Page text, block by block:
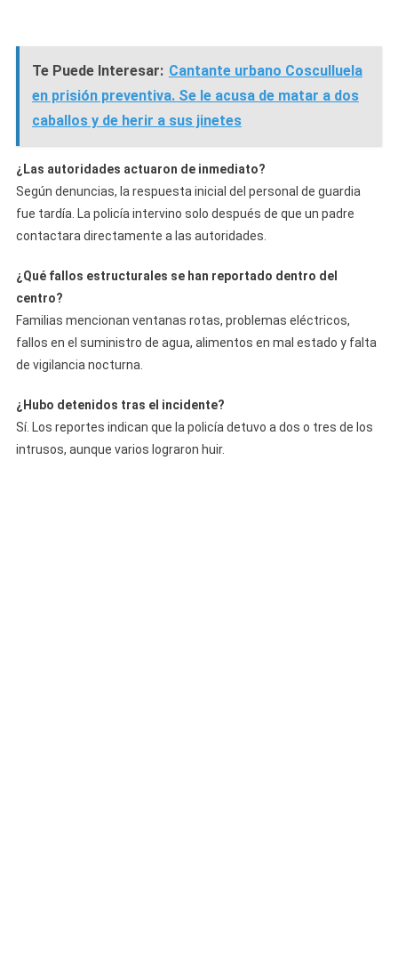
Te Puede Interesar: Cantante urbano Cosculluela
en prisión preventiva. Se le acusa de matar a dos
caballos y de herir a sus jinetes
¿Las autoridades actuaron de inmediato?
Según denuncias, la respuesta inicial del personal de guardia
fue tardía. La policía intervino solo después de que un padre
contactara directamente a las autoridades.
¿Qué fallos estructurales se han reportado dentro del
centro?
Familias mencionan ventanas rotas, problemas eléctricos,
fallos en el suministro de agua, alimentos en mal estado y falta
de vigilancia nocturna.
¿Hubo detenidos tras el incidente?
Sí. Los reportes indican que la policía detuvo a dos o tres de los
intrusos, aunque varios lograron huir.